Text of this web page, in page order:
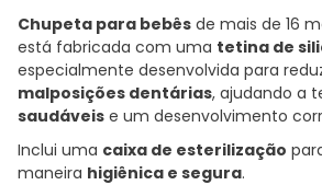
Chupeta para bebês de mais de 16
está fabricada com uma tetina de
especialmente desenvolvida para
malposições dentárias, ajudando a
saudáveis e um desenvolvimento
Inclui uma caixa de esterilização
maneira higiênica e segura.